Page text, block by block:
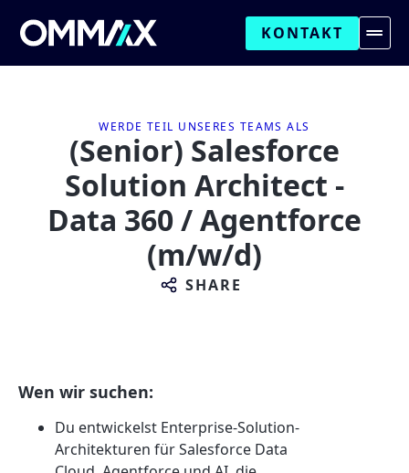
KONTAKT
WERDE TEIL UNSERES TEAMS ALS
(Senior) Salesforce
Solution Architect -
Data 360 / Agentforce
(m/w/d)
SHARE
Wen wir suchen:
Du entwickelst Enterprise-Solution-
Architekturen für Salesforce Data